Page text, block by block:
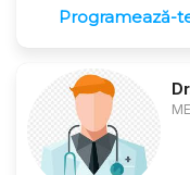
Programează-